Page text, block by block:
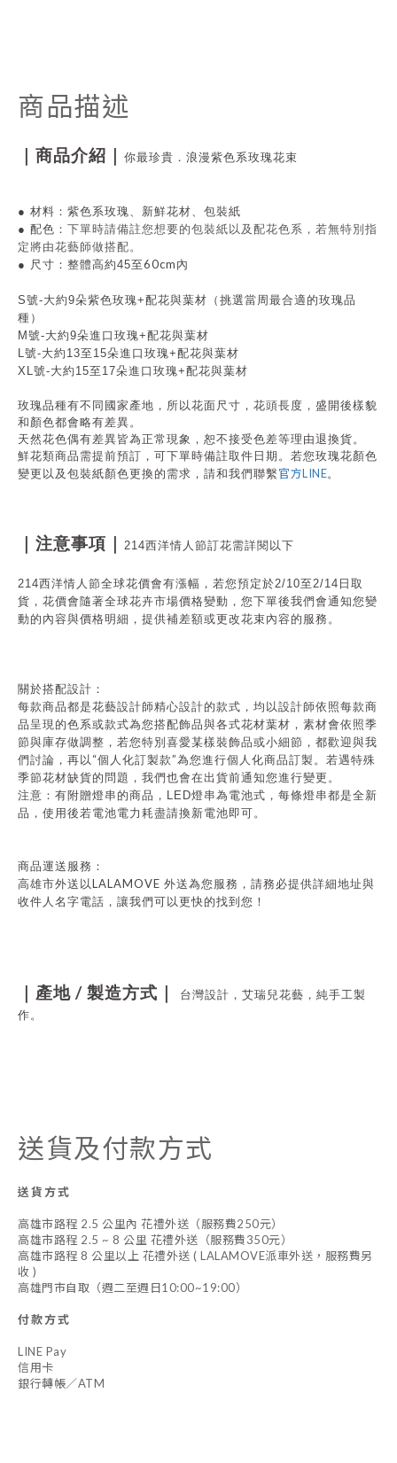
商品描述
｜商品介紹｜ 你最珍貴．浪漫紫色系玫瑰花束
● 材料：紫色系玫瑰、新鮮花材、包裝紙
● 配色 ： 下單時請備註您想要的包裝紙以及配花色系，若無特別指
定將由花藝師做搭配。
● 尺寸：整體高約45至60cm 內
S號-大約9朵紫色玫瑰+配花與葉材 （挑選當周最合適的玫瑰品
種）
M 號-大約9朵進口玫瑰+配花與葉材
L號-大約13至15朵進口玫瑰+配花與葉材
XL號-大約15至17朵進口玫瑰+配花與葉材
玫瑰品種有不同國家產地，所以花面尺寸，花頭長度，盛開後樣貌
和顏色都會略有差異。
天然花色偶有差異皆為正常現象，恕不接受色差等理由退換貨。
鮮花類商品需提前預訂，可下單時備註取件日期。 若您玫瑰花顏色
變更以及包裝紙顏色更換的需求，請和我們聯繫官方LINE。
｜注意事項｜ 214西洋情人節訂花需詳閱以下
214西洋情人節全球花價會有漲幅，若您預定於2/10至2/14日取
貨，花價會隨著全球花卉市場價格變動，您下單後我們會通知您變
動的內容與價格明細，提供補差額或更改花束內容的服務。
關於搭配設計：
每款商品都是花藝設計師精心設計的款式，均以設計師依照每款商
品呈現的色系或款式為您搭配飾品與各式花材葉材，素材會依照季
節與庫存做調整，若您特別喜愛某樣裝飾品或小細節，都歡迎與我
們討論，再以 “個人化訂製款”為您進行個人化商品訂製。若遇特殊
季節花材缺貨的問題，我們也會在出貨前通知您進行變更。
注意：有附贈燈串的商品， LED燈串為電池式，每條燈串都是全新
品，使用後若電池電力耗盡請換新電池即可。
商品運送服務：
高雄市外送以LALAMOVE 外送為您服務，請務必提供詳細地址與
收件人名字電話，讓我們可以更快的找到您！
｜產地 / 製造方式｜
台灣設計，艾瑞兒花藝，純手工製
作。
送貨及付款方式
送貨方式
高雄市路程 2.5 公里內 花禮外送（服務費250元）
高雄市路程 2.5 ~ 8 公里 花禮外送（服務費350元）
高雄市路程 8 公里以上 花禮外送 ( LALAMOVE派車外送，服務費另
收 )
高雄門市自取（週二至週日10:00~19:00）
付款方式
LINE Pay
信用卡
銀行轉帳／ATM